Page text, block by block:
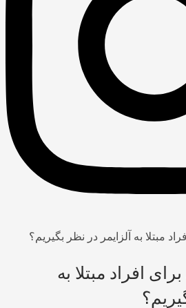
افراد مبتلا به